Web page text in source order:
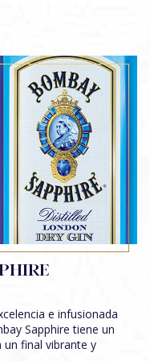
& TONIC
e infusionada
Sapphire tiene un
un final vibrante y